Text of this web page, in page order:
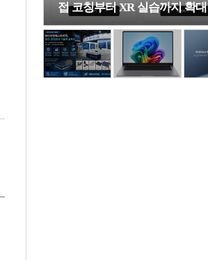
접 코칭부터 XR 실습까지 확대